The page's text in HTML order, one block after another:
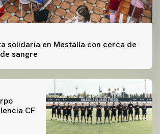
solidaria en Mestalla con cerca de
sangre
CF